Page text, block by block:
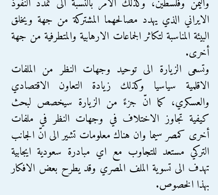
الايراني الذي يهدد مصالحهما المشتركة من جهة ويخلق
البيئة المناسبة لتكاثر الجماعات الارهابية والمتطرفية من جهة
أخرى.
وتسعى الزيارة الى توحيد وجهات النظر من الملفات
الاقلمية سياسيا وكذلك زيادة التعاون الاقتصادي
والعسكري، كما انّ جزءً من الزيارة سيخصص لبحث
كيفية تجاوز الاختلاف في وجهات النظر في ملفات
أخرى كمصر سيما وان هناك معلومات تشير الى انّ الجانب
التركي مستعد للتجاوب مع اي مبادرة سعودية ايجابية
تهدف الى تسوية الملف المصري وقد يطرح بعض الافكار
بهذا الخصوص.